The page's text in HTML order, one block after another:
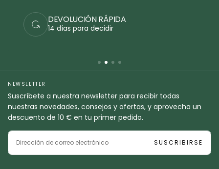
DEVOLUCIÓN RÁPIDA
14 días para decidir
NEWSLETTER
Suscríbete a nuestra newsletter para recibir todas
nuestras novedades, consejos y ofertas, y aprovecha un
descuento de 10 € en tu primer pedido.
CORREO
ELECTRÓNICO
SUSCRIBIRSE